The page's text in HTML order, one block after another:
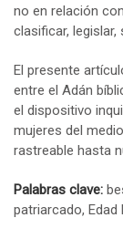
no en relación
clasificar, legislar,
El presente
entre el Adán
el dispositivo
mujeres del
rastreable hasta
Palabras clave:
patriarcado, Edad